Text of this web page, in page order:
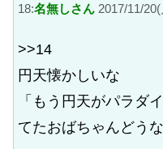
18:名無しさん 2017/11/
>>14
円天懐かしいな
「もう円天がパラダ
てたおばちゃんどう